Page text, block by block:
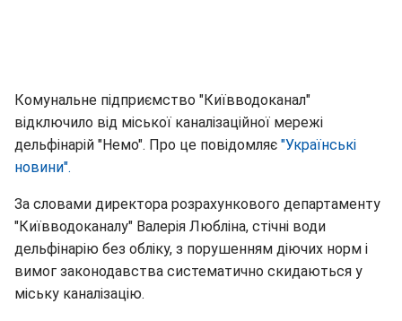
Комунальне підприємство "Київводоканал"
відключило від міської каналізаційної мережі
дельфінарій "Немо". Про це повідомляє "Українські
новини".
За словами директора розрахункового департаменту
"Київводоканалу" Валерія Любліна, стічні води
дельфінарію без обліку, з порушенням діючих норм і
вимог законодавства систематично скидаються у
міську каналізацію.